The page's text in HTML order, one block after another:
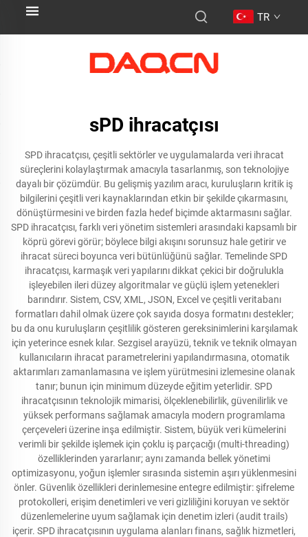
TR
sPD ihracatçısı
SPD ihracatçısı, çeşitli sektörler ve uygulamalarda veri ihracat
süreçlerini kolaylaştırmak amacıyla tasarlanmış, son teknolojiye
dayalı bir çözümdür. Bu gelişmiş yazılım aracı, kuruluşların kritik iş
bilgilerini çeşitli veri kaynaklarından etkin bir şekilde çıkarmasını,
dönüştürmesini ve birden fazla hedef biçimde aktarmasını sağlar.
SPD ihracatçısı, farklı veri yönetim sistemleri arasındaki kapsamlı bir
köprü görevi görür; böylece bilgi akışını sorunsuz hale getirir ve
ihracat süreci boyunca veri bütünlüğünü sağlar. Temelinde SPD
ihracatçısı, karmaşık veri yapılarını dikkat çekici bir doğrulukla
işleyebilen ileri düzey algoritmalar ve güçlü işlem yetenekleri
barındırır. Sistem, CSV, XML, JSON, Excel ve çeşitli veritabanı
formatları dahil olmak üzere çok sayıda dosya formatını destekler;
bu da onu kuruluşların çeşitlilik gösteren gereksinimlerini karşılamak
için yeterince esnek kılar. Sezgisel arayüzü, teknik ve teknik olmayan
kullanıcıların ihracat parametrelerini yapılandırmasına, otomatik
aktarımları zamanlamasına ve işlem yürütmesini izlemesine olanak
tanır; bunun için minimum düzeyde eğitim yeterlidir. SPD
ihracatçısının teknolojik mimarisi, ölçeklenebilirlik, güvenilirlik ve
yüksek performans sağlamak amacıyla modern programlama
çerçeveleri üzerine inşa edilmiştir. Sistem, büyük veri kümelerini
verimli bir şekilde işlemek için çoklu iş parçacığı (multi-threading)
özelliklerinden yararlanır; aynı zamanda bellek yönetimi
optimizasyonu, yoğun işlemler sırasında sistemin aşırı yüklenmesini
önler. Güvenlik özellikleri derinlemesine entegre edilmiştir: şifreleme
protokolleri, erişim denetimleri ve veri gizliliğini koruyan ve sektör
düzenlemelerine uyum sağlamak için denetim izleri (audit trails)
içerir. SPD ihracatçısının uygulama alanları finans, sağlık hizmetleri,